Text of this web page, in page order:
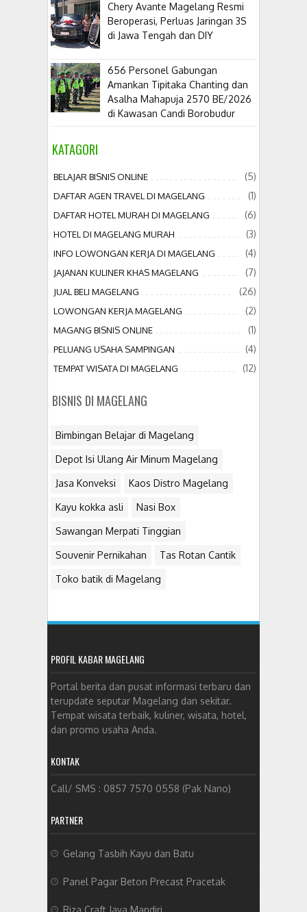
​Chery Avante Magelang Resmi
Beroperasi, Perluas Jaringan 3S
di Jawa Tengah dan DIY
656 Personel Gabungan
Amankan Tipitaka Chanting dan
Asalha Mahapuja 2570 BE/2026
di Kawasan Candi Borobudur
KATAGORI
BELAJAR BISNIS ONLINE (5)
DAFTAR AGEN TRAVEL DI MAGELANG (1)
DAFTAR HOTEL MURAH DI MAGELANG (6)
HOTEL DI MAGELANG MURAH (3)
INFO LOWONGAN KERJA DI MAGELANG (4)
JAJANAN KULINER KHAS MAGELANG (7)
JUAL BELI MAGELANG (26)
LOWONGAN KERJA MAGELANG (2)
MAGANG BISNIS ONLINE (1)
PELUANG USAHA SAMPINGAN (4)
TEMPAT WISATA DI MAGELANG (12)
BISNIS DI MAGELANG
Bimbingan Belajar di Magelang
Depot Isi Ulang Air Minum Magelang
Jasa Konveksi Kaos Distro Magelang
Kayu kokka asli Nasi Box
Sawangan Merpati Tinggian
Souvenir Pernikahan Tas Rotan Cantik
Toko batik di Magelang
PROFIL KABAR MAGELANG
Portal berita dan pusat informasi terbaru dan
terupdate seputar Magelang dan sekitar.
Tempat wisata terbaik, kuliner, wisata, hotel,
dan promo usaha Anda.
KONTAK
Call/ SMS : 0857 7570 0558 (Pak Nano)
PARTNER
Gelang Tasbih Kayu dan Batu
Panel Pagar Beton Precast Pracetak
Riza Craft Jaya Mandiri